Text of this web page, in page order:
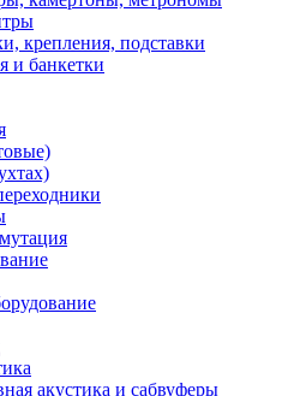
крепления, подставки
и банкетки
акустика и сабвуферы